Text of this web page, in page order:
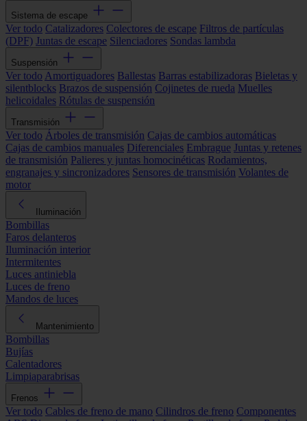
Sistema de escape
Ver todo Catalizadores Colectores de escape Filtros de partículas
(DPF) Juntas de escape Silenciadores Sondas lambda
Suspensión
Ver todo Amortiguadores Ballestas Barras estabilizadoras Bieletas y
silentblocks Brazos de suspensión Cojinetes de rueda Muelles
helicoidales Rótulas de suspensión
Transmisión
Ver todo Árboles de transmisión Cajas de cambios automáticas
Cajas de cambios manuales Diferenciales Embrague Juntas y retenes
de transmisión Palieres y juntas homocinéticas Rodamientos,
engranajes y sincronizadores Sensores de transmisión Volantes de
motor
Iluminación
Bombillas
Faros delanteros
Iluminación interior
Intermitentes
Luces antiniebla
Luces de freno
Mandos de luces
Mantenimiento
Bombillas
Bujías
Calentadores
Limpiaparabrisas
Frenos
Ver todo Cables de freno de mano Cilindros de freno Componentes